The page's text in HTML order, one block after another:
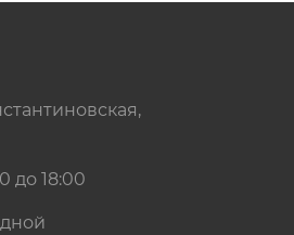
до 18:00